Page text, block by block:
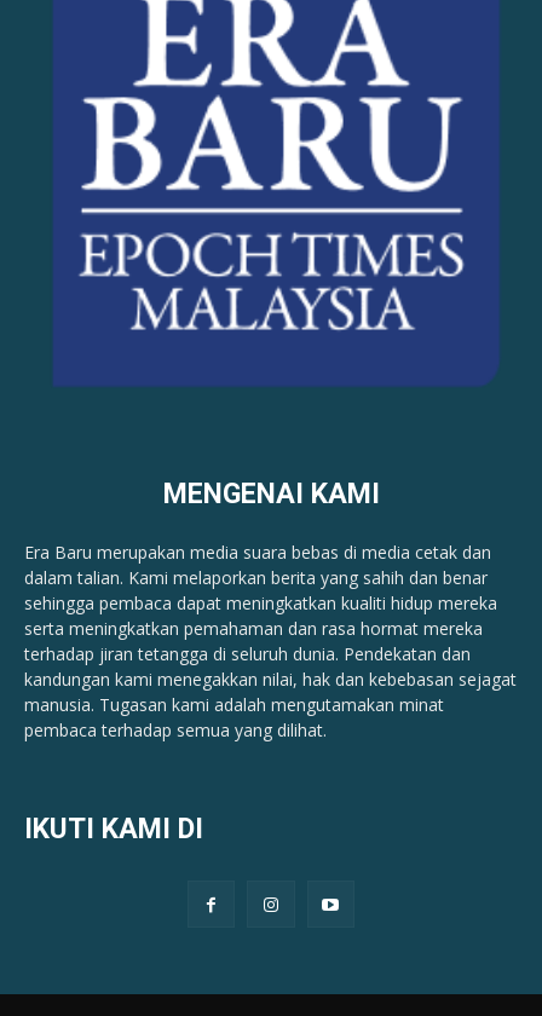
MENGENAI KAMI
Era Baru merupakan media suara bebas di media cetak dan
dalam talian. Kami melaporkan berita yang sahih dan benar ​​
sehingga pembaca dapat meningkatkan kualiti hidup mereka
serta meningkatkan pemahaman dan rasa hormat mereka
terhadap jiran tetangga di seluruh dunia. Pendekatan dan
kandungan kami menegakkan nilai, hak dan kebebasan sejagat
manusia. Tugasan kami adalah mengutamakan minat
pembaca terhadap semua yang dilihat.
IKUTI KAMI DI